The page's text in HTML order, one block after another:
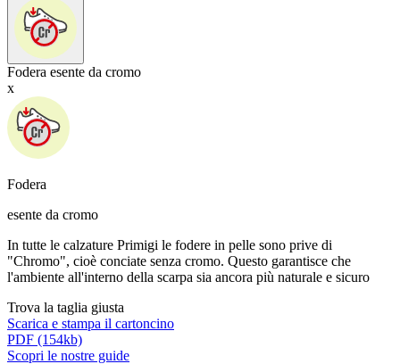
Fodera esente da cromo
x
Fodera
esente da cromo
In tutte le calzature Primigi le fodere in pelle sono prive di
"Chromo", cioè conciate senza cromo. Questo garantisce che
l'ambiente all'interno della scarpa sia ancora più naturale e sicuro
Trova la taglia giusta
Scarica e stampa il cartoncino
PDF (154kb)
Scopri le nostre guide